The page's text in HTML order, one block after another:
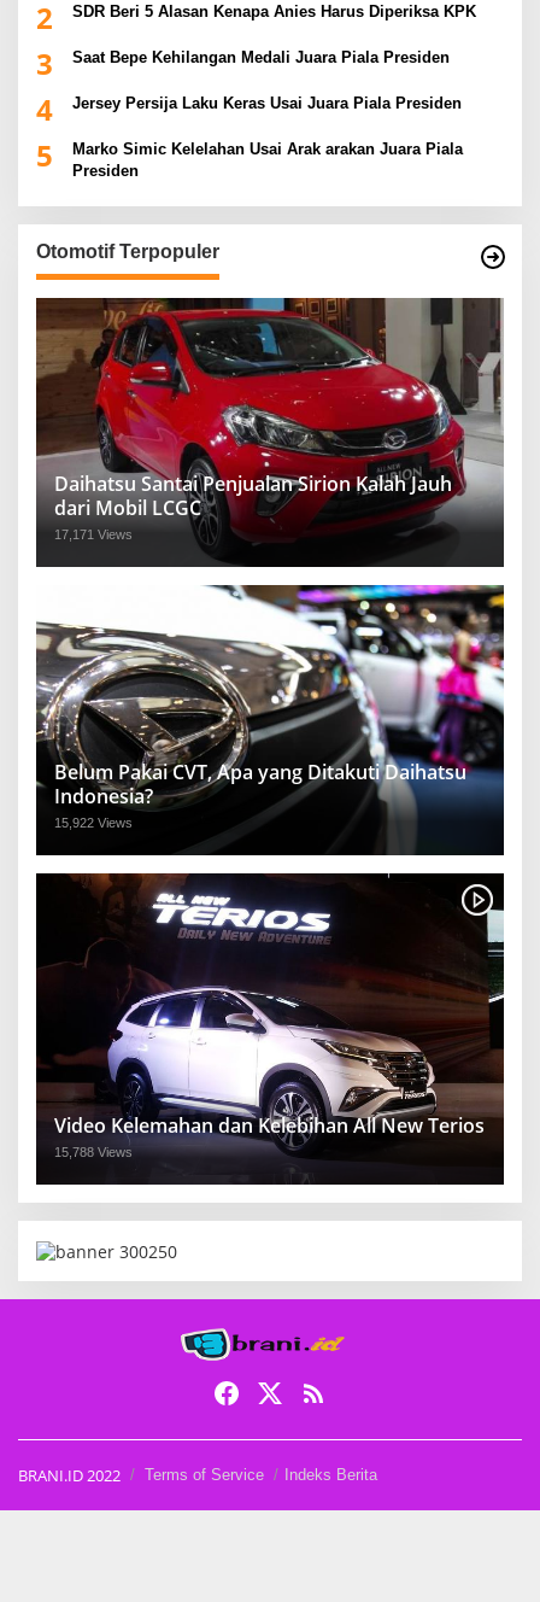
2 SDR Beri 5 Alasan Kenapa Anies Harus Diperiksa KPK
3 Saat Bepe Kehilangan Medali Juara Piala Presiden
4 Jersey Persija Laku Keras Usai Juara Piala Presiden
5
Marko Simic Kelelahan Usai Arak arakan Juara Piala
Presiden
Otomotif Terpopuler
Daihatsu Santai Penjualan Sirion Kalah Jauh
dari Mobil LCGC
17,171 Views
Belum Pakai CVT, Apa yang Ditakuti Daihatsu
Indonesia?
15,922 Views
Video Kelemahan dan Kelebihan All New Terios
15,788 Views
BRANI.ID 2022 Terms of Service Indeks Berita